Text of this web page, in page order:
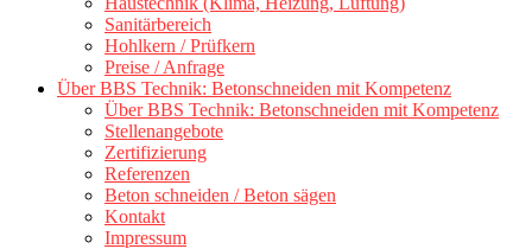
Sanitärbereich
Hohlkern / Prüfkern
Preise / Anfrage
Über BBS Technik: Betonschneiden mit Kompetenz
Über BBS Technik: Betonschneiden mit Kompetenz
Stellenangebote
Zertifizierung
Referenzen
Beton schneiden / Beton sägen
Kontakt
Impressum